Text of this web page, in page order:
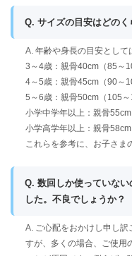
Q. サイズの目安はどのく
A. 年齢や身長の目安として
3～4歳：親骨40cm（85～
4～5歳：親骨45cm（90～
5～6歳：親骨50cm（105～
小学中学年以上：親骨55cm
小学高学年以上：親骨58cm
これらを参考に、お子さま
Q. 数回しか使っていな
した。不良でしょうか？
A. ご心配をおかけし申し訳
すが、多くの場合、ご使用